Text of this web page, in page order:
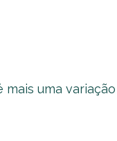
uma